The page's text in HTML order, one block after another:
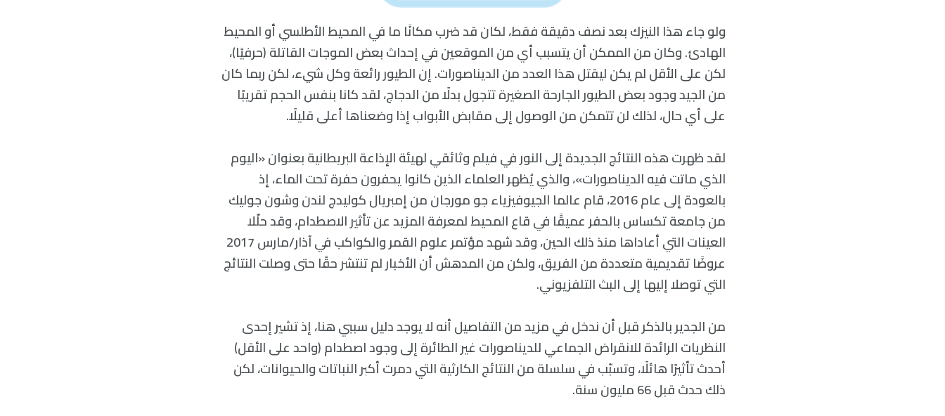
ولو جاء هذا النيزك بعد نصف دقيقة فقط، لكان قد ضرب مكانًا ما في المحيط الأطلسي أو المحيط
الهادئ. وكان من الممكن أن يتسبب أي من الموقعين في إحداث بعض الموجات القاتلة (حرفيًا)،
لكن على الأقل لم يكن ليقتل هذا العدد من الديناصورات. إن الطيور رائعة وكل شيء، لكن ربما كان
من الجيد وجود بعض الطيور الجارحة الصغيرة تتجول بدلًا من الدجاج، لقد كانا بنفس الحجم تقريبًا
على أي حال، لذلك لن تتمكن من الوصول إلى مقابض الأبواب إذا وضعناها أعلى قليلًا.
لقد ظهرت هذه النتائج الجديدة إلى النور في فيلم وثائقي لهيئة الإذاعة البريطانية بعنوان «اليوم
الذي ماتت فيه الديناصورات»، والذي يُظهر العلماء الذين كانوا يحفرون حفرة تحت الماء، إذ
بالعودة إلى عام 2016، قام عالما الجيوفيزياء جو مورجان من إمبريال كوليدج لندن وشون جوليك
من جامعة تكساس بالحفر عميقًا في قاع المحيط لمعرفة المزيد عن تأثير الاصطدام، وقد حلّلا
العينات التي أعاداها منذ ذلك الحين، وقد شهد مؤتمر علوم القمر والكواكب في آذار/مارس 2017
عروضًا تقديمية متعددة من الفريق، ولكن من المدهش أن الأخبار لم تنتشر حقًا حتى وصلت النتائج
التي توصلا إليها إلى البث التلفزيوني.
من الجدير بالذكر قبل أن ندخل في مزيد من التفاصيل أنه لا يوجد دليل سببي هنا، إذ تشير إحدى
النظريات الرائدة للانقراض الجماعي للديناصورات غير الطائرة إلى وجود اصطدام (واحد على الأقل)
أحدث تأثيرًا هائلًا، وتسبّب في سلسلة من النتائج الكارثية التي دمرت أكبر النباتات والحيوانات، لكن
ذلك حدث قبل 66 مليون سنة.